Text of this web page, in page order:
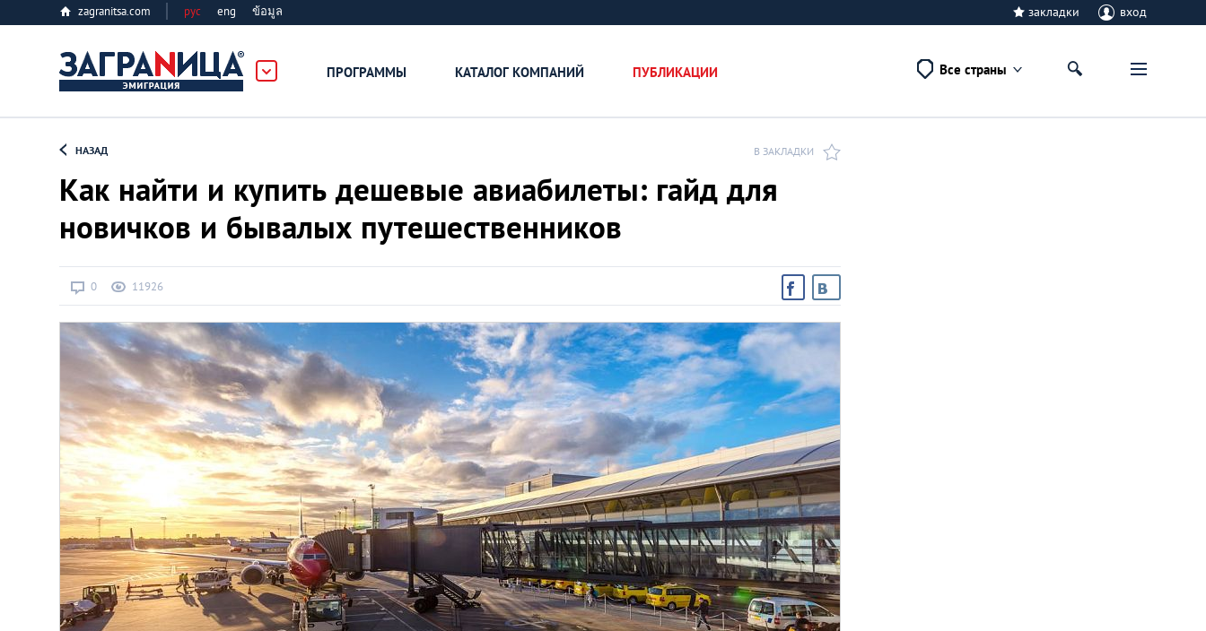
zagranitsa.com рус eng ข้อมูล закладки вход
ПРОГРАММЫ КАТАЛОГ КОМПАНИЙ ПУБЛИКАЦИИ
Все страны
Великобритания
Венгрия
Германия
Греция
Испания
Казахстан
Все страны
НАЗАД В ЗАКЛАДКИ
Как найти и купить дешевые авиабилеты: гайд для
новичков и бывалых путешественников
0 11926